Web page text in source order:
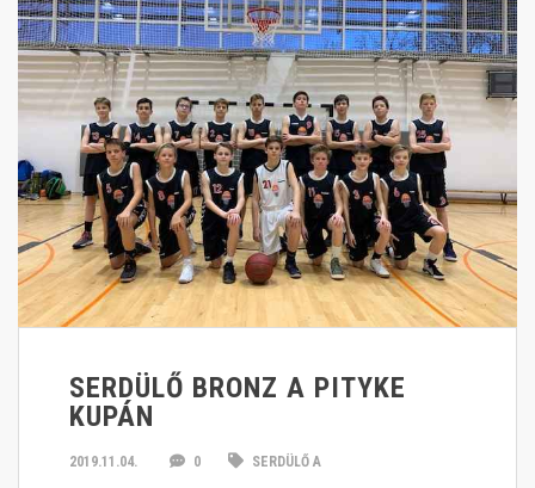
SERDÜLŐ BRONZ A PITYKE
KUPÁN
2019.11.04. 0 SERDÜLŐ A